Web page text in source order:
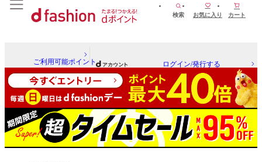
検索 お気に入り カート
ご利用可能ポイント ログイン/発行する